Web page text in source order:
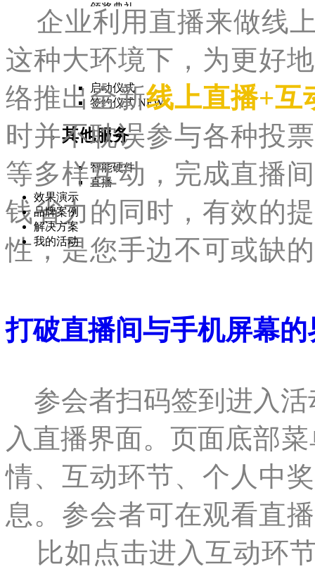
颁奖典礼
提问
专业功能
启动仪式
签约仪式NEW
其他服务
智能硬件
直播
效果演示
品牌案例
解决方案
我的活动
企业利 用 直播来做线
这种大环境下，为更好
络推出全新线上直播+互
时并不耽误参与各种投
等多样互动，完成直播
钱省力的同时，有效的
性，是您手边不可或缺
打破直播间与手机屏幕的
参会者扫码签到进入活
入直播界面。页面底部
情、互动环节、个人中
息。参会者可在观看直
比如点击进入互动环